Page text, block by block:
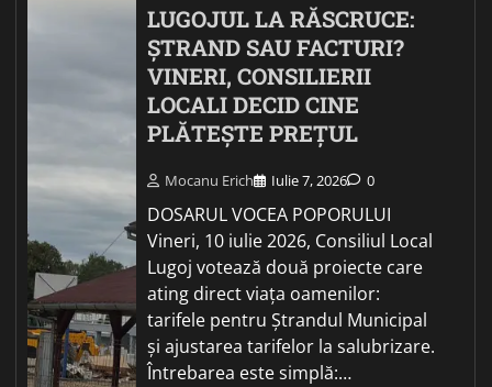
LUGOJUL LA RĂSCRUCE:
ȘTRAND SAU FACTURI?
VINERI, CONSILIERII
LOCALI DECID CINE
PLĂTEȘTE PREȚUL
Mocanu Erich Iulie 7, 2026 0
DOSARUL VOCEA POPORULUI
Vineri, 10 iulie 2026, Consiliul Local
Lugoj votează două proiecte care
ating direct viața oamenilor:
tarifele pentru Ștrandul Municipal
și ajustarea tarifelor la salubrizare.
Întrebarea este simplă:…